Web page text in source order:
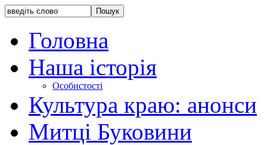
Головна
Наша історія
Особистості
Культура краю: анонси
Митці Буковини